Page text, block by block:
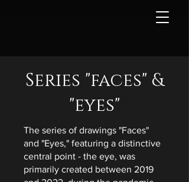
Series "faces" &
"eyes"
The series of drawings "Faces"
and "Eyes," featuring a distinctive
central point - the eye, was
primarily created between 2019